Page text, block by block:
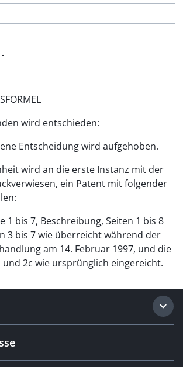
-
wird entschieden:
Entscheidung wird aufgehoben.
wird an die erste Instanz mit der
ein Patent mit folgender
1 bis 7, Beschreibung, Seiten 1 bis 8
3 bis 7 wie überreicht während der
am 14. Februar 1997, und die
und 2c wie ursprünglich eingereicht.